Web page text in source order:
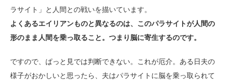
ラサイト」と人間との戦いを描いています。
よくあるエイリアンものと異なるのは、このパラサイトが人間の
形のまま人間を乗っ取ること。つまり脳に寄生するのです。
ですので、ぱっと見では判断できない。これが厄介。ある日夫の
様子がおかしいと思ったら、夫はパラサイトに脳を乗っ取られて